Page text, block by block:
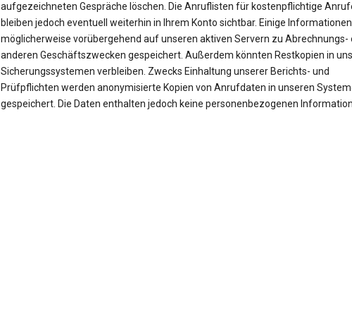
aufgezeichneten Gespräche löschen. Die Anruflisten für kostenpflichtige
bleiben jedoch eventuell weiterhin in Ihrem Konto sichtbar. Einige
möglicherweise vorübergehend auf unseren aktiven Servern zu Abrechnungs-
anderen Geschäftszwecken gespeichert. Außerdem könnten Restkopien in
Sicherungssystemen verbleiben. Zwecks Einhaltung unserer Berichts- und
Prüfpflichten werden anonymisierte Kopien von Anrufdaten in unseren
gespeichert. Die Daten enthalten jedoch keine personenbezogenen